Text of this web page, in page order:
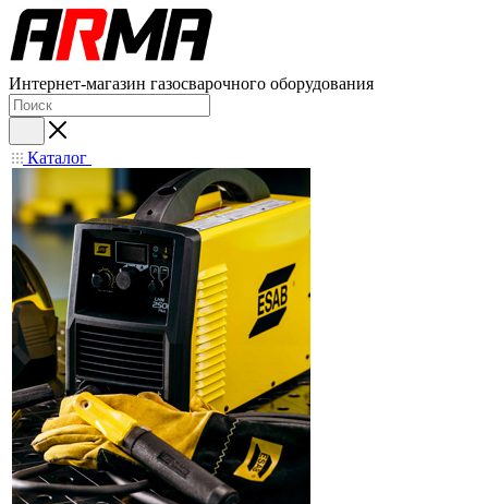
Интернет-магазин газосварочного оборудования
Каталог